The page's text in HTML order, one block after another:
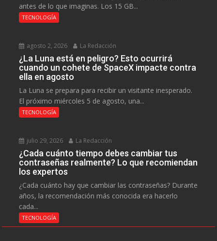
antes de lo que imaginas. Los 15 GB...
TECNOLOGÍA
agosto 2, 2026 La Redacción
¿La Luna está en peligro? Esto ocurrirá
cuando un cohete de SpaceX impacte contra
ella en agosto
La Luna se prepara para recibir un visitante inesperado.
El próximo miércoles 5 de agosto, una...
TECNOLOGÍA
julio 29, 2026 La Redacción
¿Cada cuánto tiempo debes cambiar tus
contraseñas realmente? Lo que recomiendan
los expertos
¿Cada cuánto hay que cambiar las contraseñas? Durante
años, la recomendación más conocida era hacerlo
cada...
TECNOLOGÍA